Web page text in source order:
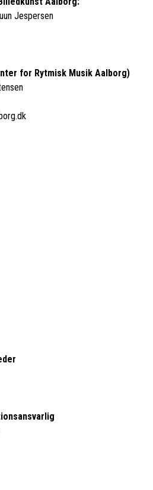
Jespersen
for Rytmisk Musik Aalborg)